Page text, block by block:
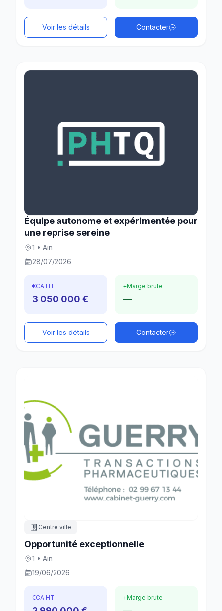
Voir les détails Contacter
Équipe autonome et expérimentée pour
une reprise sereine
1 • Ain
28/07/2026
€CA HT
3 050 000 €
+Marge brute
—
Voir les détails Contacter
Centre ville
Opportunité exceptionnelle
1 • Ain
19/06/2026
€CA HT +Marge brute